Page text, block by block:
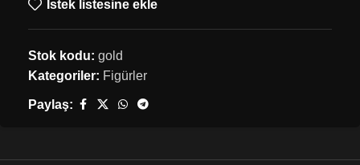
İstek listesine ekle
Stok kodu: gold
Kategoriler: Figürler
Paylaş: